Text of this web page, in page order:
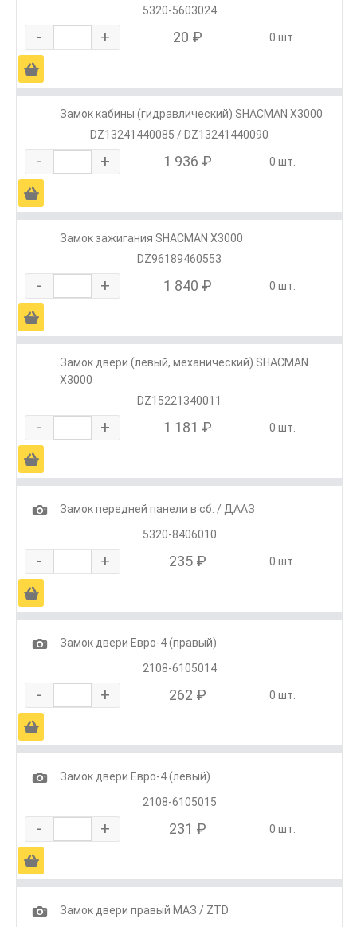
5320-5603024
- + 20 ₽ 0 шт.
Ä
Замок кабины (гидравлический) SHACMAN X3000
DZ13241440085 / DZ13241440090
- + 1 936 ₽ 0 шт.
Ä
Замок зажигания SHACMAN X3000
DZ96189460553
- + 1 840 ₽ 0 шт.
Ä
Замок двери (левый, механический) SHACMAN
X3000
DZ15221340011
- + 1 181 ₽ 0 шт.
Ä
1
Замок передней панели в сб. / ДААЗ
5320-8406010
- + 235 ₽ 0 шт.
Ä
1
Замок двери Евро-4 (правый)
2108-6105014
- + 262 ₽ 0 шт.
Ä
1
Замок двери Евро-4 (левый)
2108-6105015
- + 231 ₽ 0 шт.
Ä
1
Замок двери правый МАЗ / ZTD